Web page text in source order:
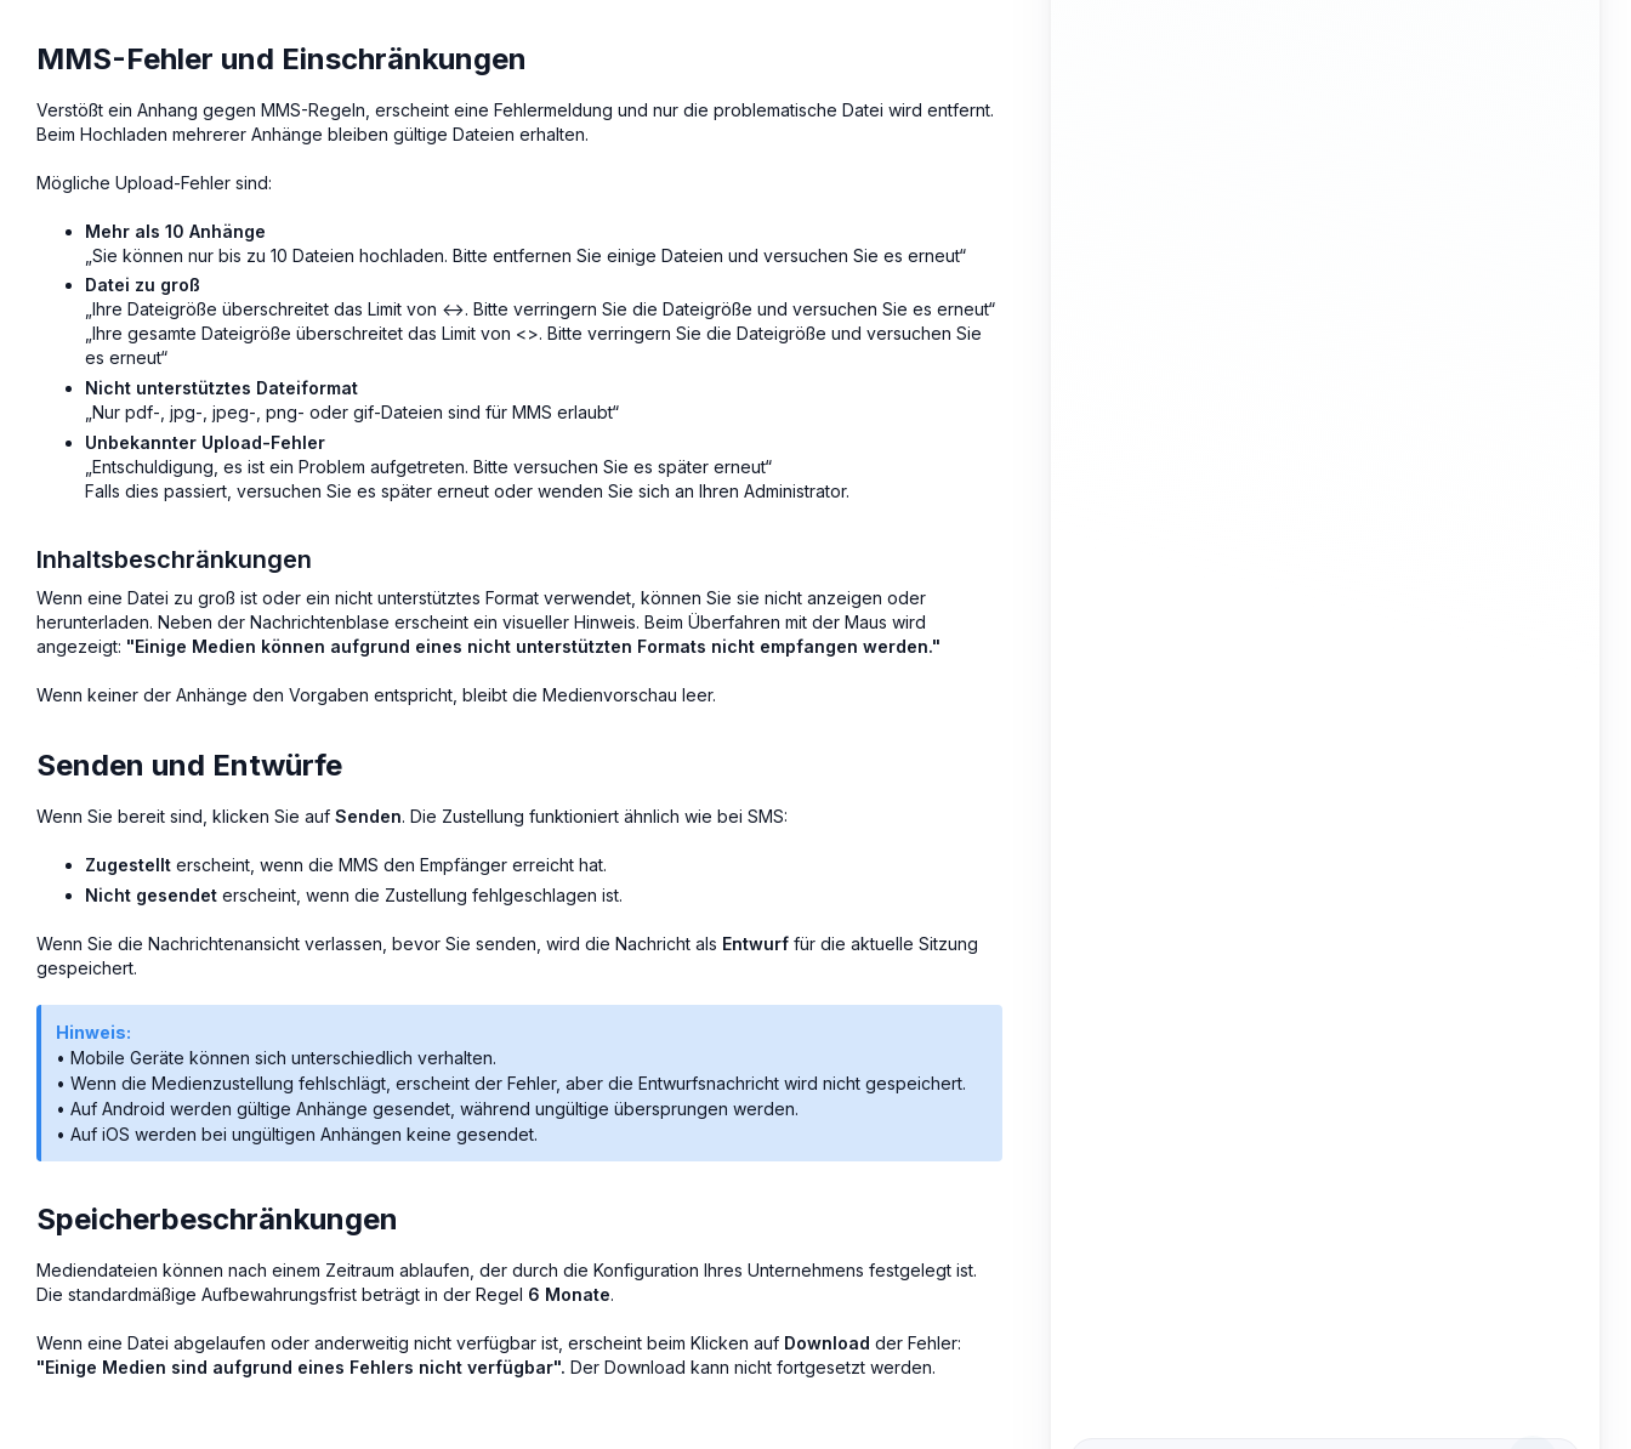
MMS-Fehler und Einschränkungen
Verstößt ein Anhang gegen MMS-Regeln, erscheint eine Fehlermeldung und nur die problematische Datei wird entfernt.
Beim Hochladen mehrerer Anhänge bleiben gültige Dateien erhalten.
Mögliche Upload-Fehler sind:
Mehr als 10 Anhänge
„Sie können nur bis zu 10 Dateien hochladen. Bitte entfernen Sie einige Dateien und versuchen Sie es erneut“
Datei zu groß
„Ihre Dateigröße überschreitet das Limit von <->. Bitte verringern Sie die Dateigröße und versuchen Sie es erneut“
„Ihre gesamte Dateigröße überschreitet das Limit von <>. Bitte verringern Sie die Dateigröße und versuchen Sie
es erneut“
Nicht unterstütztes Dateiformat
„Nur pdf-, jpg-, jpeg-, png- oder gif-Dateien sind für MMS erlaubt“
Unbekannter Upload-Fehler
„Entschuldigung, es ist ein Problem aufgetreten. Bitte versuchen Sie es später erneut“
Falls dies passiert, versuchen Sie es später erneut oder wenden Sie sich an Ihren Administrator.
Inhaltsbeschränkungen
Wenn eine Datei zu groß ist oder ein nicht unterstütztes Format verwendet, können Sie sie nicht anzeigen oder
herunterladen. Neben der Nachrichtenblase erscheint ein visueller Hinweis. Beim Überfahren mit der Maus wird
angezeigt: "Einige Medien können aufgrund eines nicht unterstützten Formats nicht empfangen werden."
Wenn keiner der Anhänge den Vorgaben entspricht, bleibt die Medienvorschau leer.
Senden und Entwürfe
Wenn Sie bereit sind, klicken Sie auf Senden. Die Zustellung funktioniert ähnlich wie bei SMS:
Zugestellt erscheint, wenn die MMS den Empfänger erreicht hat.
Nicht gesendet erscheint, wenn die Zustellung fehlgeschlagen ist.
Wenn Sie die Nachrichtenansicht verlassen, bevor Sie senden, wird die Nachricht als Entwurf für die aktuelle Sitzung
gespeichert.
Hinweis:
• Mobile Geräte können sich unterschiedlich verhalten.
• Wenn die Medienzustellung fehlschlägt, erscheint der Fehler, aber die Entwurfsnachricht wird nicht gespeichert.
• Auf Android werden gültige Anhänge gesendet, während ungültige übersprungen werden.
• Auf iOS werden bei ungültigen Anhängen keine gesendet.
Speicherbeschränkungen
Mediendateien können nach einem Zeitraum ablaufen, der durch die Konfiguration Ihres Unternehmens festgelegt ist.
Die standardmäßige Aufbewahrungsfrist beträgt in der Regel 6 Monate.
Wenn eine Datei abgelaufen oder anderweitig nicht verfügbar ist, erscheint beim Klicken auf Download der Fehler:
"Einige Medien sind aufgrund eines Fehlers nicht verfügbar". Der Download kann nicht fortgesetzt werden.